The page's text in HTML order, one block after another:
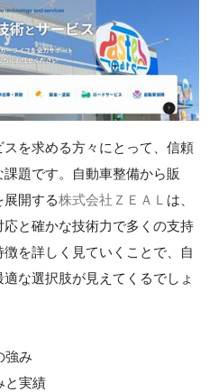
を求める方々にとって、信頼
題です。自動車整備から販
展開する株式会社ＺＥＡＬ は、
と確かな技術力で多くの支持
を詳しく見ていくことで、自
な選択肢が見えてくるでしょ
強み
と実績